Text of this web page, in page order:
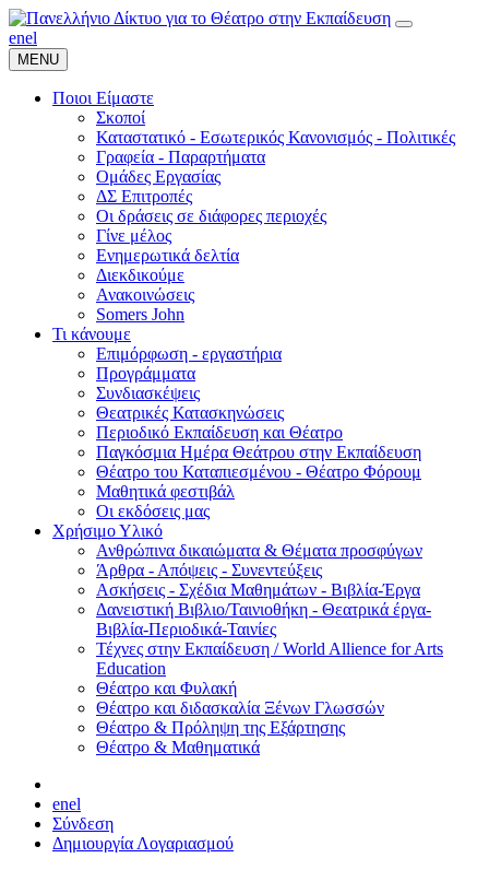
enel
MENU
Ποιοι Είμαστε
Σκοποί
Καταστατικό - Εσωτερικός Κανονισμός - Πολιτικές
Γραφεία - Παραρτήματα
Ομάδες Εργασίας
ΔΣ Επιτροπές
Οι δράσεις σε διάφορες περιοχές
Γίνε μέλος
Ενημερωτικά δελτία
Διεκδικούμε
Ανακοινώσεις
Somers John
Τι κάνουμε
Επιμόρφωση - εργαστήρια
Προγράμματα
Συνδιασκέψεις
Θεατρικές Κατασκηνώσεις
Περιοδικό Εκπαίδευση και Θέατρο
Παγκόσμια Ημέρα Θεάτρου στην Εκπαίδευση
Θέατρο του Καταπιεσμένου - Θέατρο Φόρουμ
Μαθητικά φεστιβάλ
Οι εκδόσεις μας
Χρήσιμο Υλικό
Ανθρώπινα δικαιώματα & Θέματα προσφύγων
Άρθρα - Απόψεις - Συνεντεύξεις
Ασκήσεις - Σχέδια Μαθημάτων - Βιβλία-Έργα
Δανειστική Βιβλιο/Ταινιοθήκη - Θεατρικά έργα-
Βιβλία-Περιοδικά-Ταινίες
Τέχνες στην Εκπαίδευση / World Allience for Arts
Education
Θέατρο και Φυλακή
Θέατρο και διδασκαλία Ξένων Γλωσσών
Θέατρο & Πρόληψη της Εξάρτησης
Θέατρο & Μαθηματικά
enel
Σύνδεση
Δημιουργία Λογαριασμού